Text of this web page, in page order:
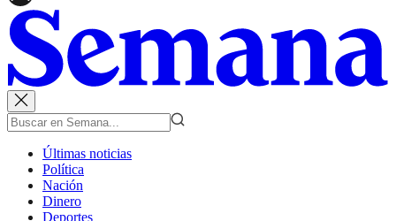
Últimas noticias
Política
Nación
Dinero
Deportes